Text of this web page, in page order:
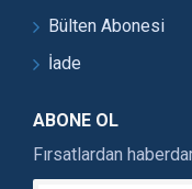
Bülten Abonesi
İade
ABONE OL
Fırsatlardan